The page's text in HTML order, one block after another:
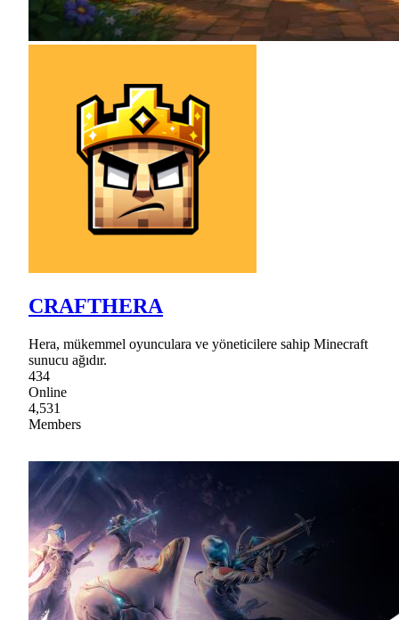
CRAFTHERA
Hera, mükemmel oyunculara ve yöneticilere sahip Minecraft
sunucu ağıdır.
434
Online
4,531
Members